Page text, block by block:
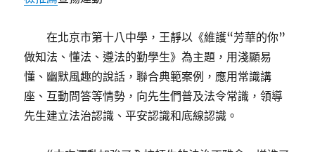
在北京市第十八中學，王靜以《維護“芳華的你”
做知法、懂法、遵法的勤學生》為主題，用淺顯易
懂、幽默風趣的說話，聯合典範案例，應用常識講
座、互動問答等情勢，向先生們普及法令常識，領導
先生建立法治認識、平安認識和底線認識。